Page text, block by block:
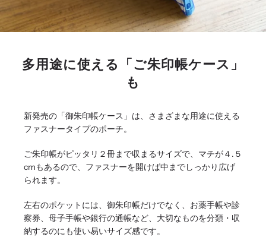
多用途に使える「ご朱印帳ケース」
も
新発売の「御朱印帳ケース」は、さまざまな用途に使える
ファスナータイプのポーチ。
ご朱印帳がピッタリ２冊まで収まるサイズで、マチが４.５
cmもあるので、ファスナーを開けば中までしっかり広げ
られます。
左右のポケットには、御朱印帳だけでなく、お薬手帳や診
察券、母子手帳や銀行の通帳など、大切なものを分類・収
納するのにも使い易いサイズ感です。